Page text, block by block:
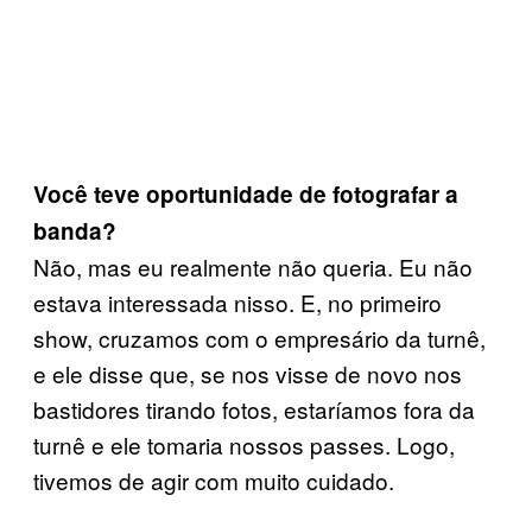
Você teve oportunidade de fotografar a
banda?
Não, mas eu realmente não queria. Eu não
estava interessada nisso. E, no primeiro
show, cruzamos com o empresário da turnê,
e ele disse que, se nos visse de novo nos
bastidores tirando fotos, estaríamos fora da
turnê e ele tomaria nossos passes. Logo,
tivemos de agir com muito cuidado.